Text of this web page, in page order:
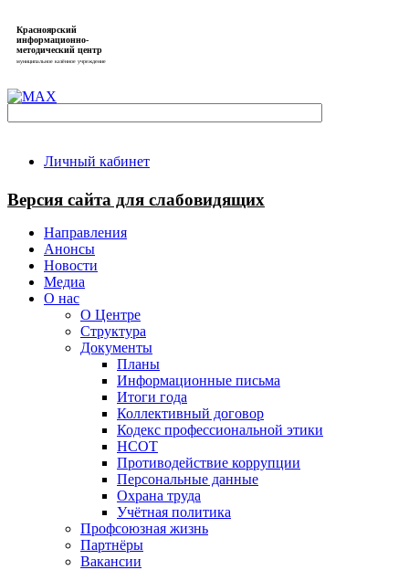
Красноярский
информационно-
методический центр
муниципальное казённое учреждение
Личный кабинет
Версия сайта для слабовидящих
Направления
Анонсы
Новости
Медиа
О нас
О Центре
Структура
Документы
Планы
Информационные письма
Итоги года
Коллективный договор
Кодекс профессиональной этики
НСОТ
Противодействие коррупции
Персональные данные
Охрана труда
Учётная политика
Профсоюзная жизнь
Партнёры
Вакансии